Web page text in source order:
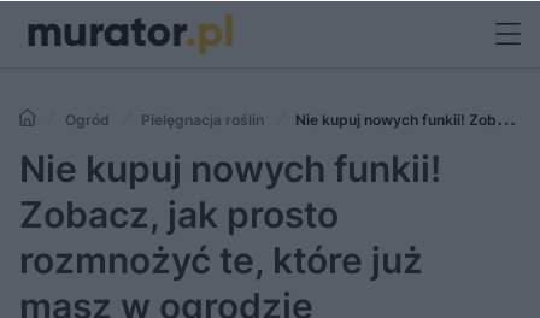
Ogród Pielęgnacja roślin
Nie kupuj nowych funkii! Zobacz,
jak prosto rozmnożyć te, które już masz w ogrodzie
Nie kupuj nowych funkii!
Zobacz, jak prosto
rozmnożyć te, które już
masz w ogrodzie